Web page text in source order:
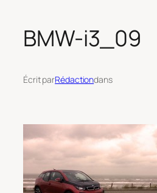
BMW-i3_09
Écrit parRédactiondans